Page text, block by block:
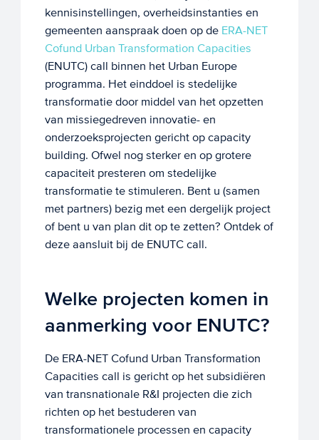
kennisinstellingen, overheidsinstanties en
gemeenten aanspraak doen op de ERA-NET
Cofund Urban Transformation Capacities
(ENUTC) call binnen het Urban Europe
programma. Het einddoel is stedelijke
transformatie door middel van het opzetten
van missiegedreven innovatie- en
onderzoeksprojecten gericht op capacity
building. Ofwel nog sterker en op grotere
capaciteit presteren om stedelijke
transformatie te stimuleren. Bent u (samen
met partners) bezig met een dergelijk project
of bent u van plan dit op te zetten? Ontdek of
deze aansluit bij de ENUTC call.
Welke projecten komen in
aanmerking voor ENUTC?
De ERA-NET Cofund Urban Transformation
Capacities call is gericht op het subsidiëren
van transnationale R&I projecten die zich
richten op het bestuderen van
transformationele processen en capacity